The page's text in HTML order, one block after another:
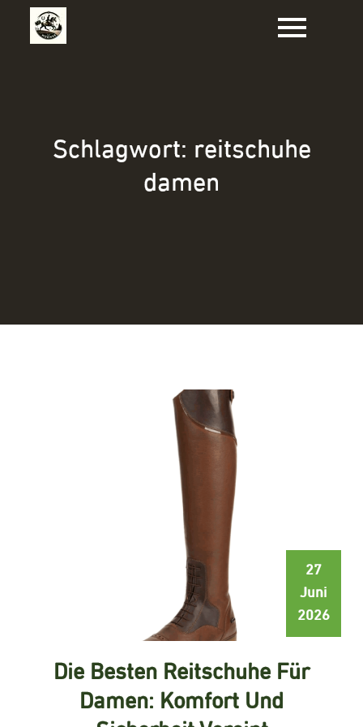
Schlagwort: reitschuhe
damen
27
Juni
2026
Die Besten Reitschuhe Für
Damen: Komfort Und